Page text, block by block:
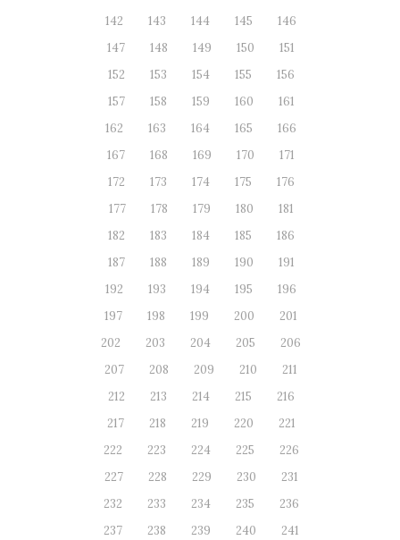
142
143 144 145
146
147
148 149 150
151
152
153 154 155
156
157
158 159 160
161
162
163 164 165
166
167
168 169 170
171
172
173 174 175
176
177
178 179 180
181
182
183 184 185
186
187
188 189 190
191
192
193 194 195
196
197
198 199 200
201
202
203 204 205
206
207
208 209 210
211
212
213 214 215
216
217
218 219 220
221
222
223 224 225
226
227
228 229 230
231
232
233 234 235
236
237
238 239 240
241